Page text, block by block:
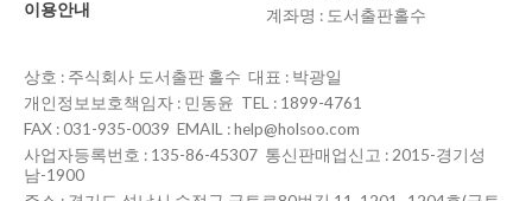
이용안내
계좌명 : 도서출판홀수
상호 : 주식회사 도서출판 홀수 대표 : 박광일
개인정보보호책임자 : 민동윤 TEL : 1899-4761
FAX : 031-935-0039 EMAIL : help@holsoo.com
사업자등록번호 : 135-86-45307 통신판매업신고 : 2015-경기성
남-1900